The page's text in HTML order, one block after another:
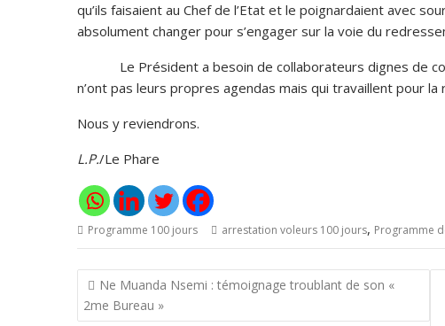
qu’ils faisaient au Chef de l’Etat et le poignardaient avec
absolument changer pour s’engager sur la voie du
Le Président a besoin de collaborateurs dignes de
n’ont pas leurs propres agendas mais qui travaillent pour la
Nous y reviendrons.
L.P./Le Phare
Programme 100 jours arrestation voleurs 100 jours, Programme
Navigation
de
Ne Muanda Nsemi : témoignage troublant de son «
2me Bureau »